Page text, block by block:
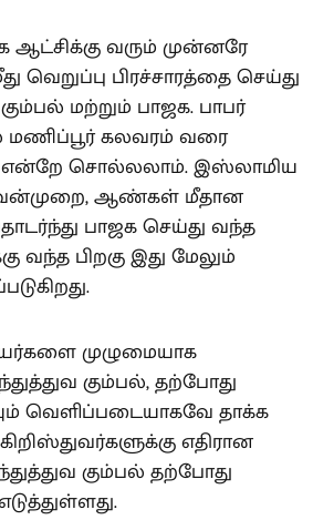
ஆட்சிக்கு வரும் முன்னரே
வெறுப்பு பிரச்சாரத்தை செய்து
மற்றும் பாஜக. பாபர்
மணிப்பூர் கலவரம் வரை
என்றே சொல்லலாம். இஸ்லாமிய
ஆண்கள் மீதான
பாஜக செய்து வந்த
வந்த பிறகு இது மேலும்
முழுமையாக
கும்பல், தற்போது
வெளிப்படையாகவே தாக்க
எதிரான
கும்பல் தற்போது